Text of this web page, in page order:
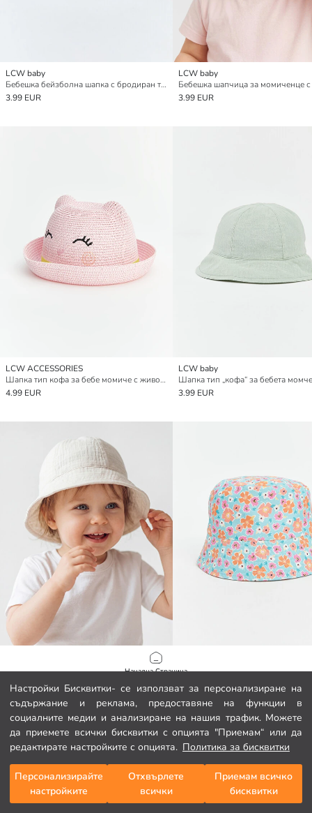
Настройки Бисквитки- се използват за персонализиране на
съдържание и реклама, предоставяне на функции в
социалните медии и анализиране на нашия трафик. Можете
да приемете всички бисквитки с опцията "Приемам“ или да
редактирате настройките с опцията. Политика за бисквитки
Персонализирайте
настройките
Отхвърлете
всички
Приемам всичко
бисквитки
Начална Страница
Категории
Моята количка
LCW baby
Бебешка бейзболна шапка с бродиран текст за момчета
3.99 EUR
LCW baby
3.99 EUR
LCW ACCESSORIES
Шапка тип кофа за бебе момиче с животински фигури
4.99 EUR
LCW baby
Шапка тип „кофа“ за бебета
3.99 EUR
Шапка тип „кофа“ за бебета момичета
3.99 EUR
4.60 EUR